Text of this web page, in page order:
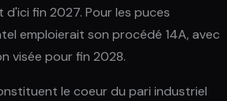
fin 2027. Pour les puces
emploierait son procédé 14A, avec
visée pour fin 2028.
le coeur du pari industriel